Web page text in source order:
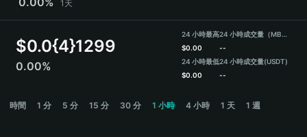
Español
1天
$0.0{4}1299
0.00%
24 小時最高
$0.00
24 小時最低
$0.00
24 小時成交量（MBGA）
--
24 小時成交量(USDT)
--
時間 1 分 5 分 15 分 30 分 1 小時 4 小時 1 天 1 週